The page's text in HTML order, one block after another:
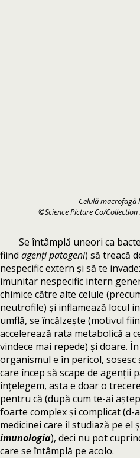
Celulă macrofagă
©Science Picture Co/
Se întâmplă uneori ca
fiind agenți patogeni) să treacă
nespecific extern și să te
imunitar nespecific intern
chimice către alte celule
neutrofile) și inflamează locul
umflă, se încălzește (motivul
accelerează rata metabolică a
vindece mai repede) și doare.
organismul e în pericol,
care încep să scape de agenții
înțelegem, asta e doar o
pentru că (după cum te-ai
foarte complex și complicat
medicinei care îl studiază pe el
imunologia), deci nu pot
care se întâmplă pe acolo.